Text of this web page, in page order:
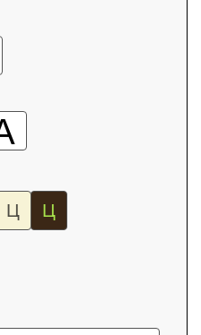
Ц Ц